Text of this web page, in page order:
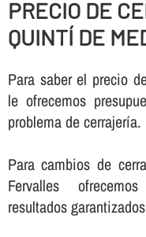
PRECIO DE
QUINTÍ DE
Para saber el precio
le ofrecemos
problema de cerrajerí­a.
Para cambios de
Fervalles
resultados